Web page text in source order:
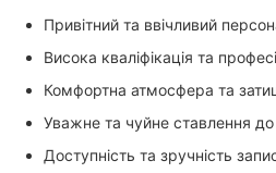
Привітний та ввічливий
Висока кваліфікація та
Комфортна атмосфера та
Уважне та чуйне ставлення до
Доступність та зручність